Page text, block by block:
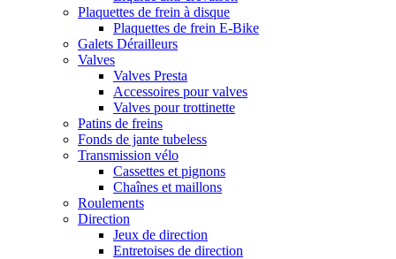
Plaquettes de frein à disque
Plaquettes de frein E-Bike
Galets Dérailleurs
Valves
Valves Presta
Accessoires pour valves
Valves pour trottinette
Patins de freins
Fonds de jante tubeless
Transmission vélo
Cassettes et pignons
Chaînes et maillons
Roulements
Direction
Jeux de direction
Entretoises de direction